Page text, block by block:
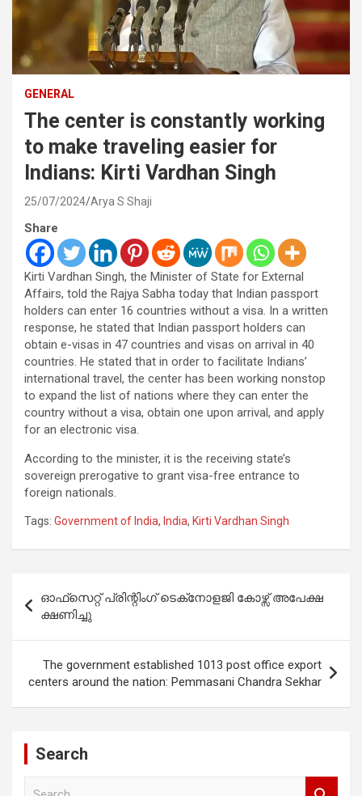
GENERAL
The center is constantly working
to make traveling easier for
Indians: Kirti Vardhan Singh
25/07/2024 Arya S Shaji
Share
Kirti Vardhan Singh, the Minister of State for External
Affairs, told the Rajya Sabha today that Indian passport
holders can enter 16 countries without a visa. In a written
response, he stated that Indian passport holders can
obtain e-visas in 47 countries and visas on arrival in 40
countries. He stated that in order to facilitate Indians’
international travel, the center has been working nonstop
to expand the list of nations where they can enter the
country without a visa, obtain one upon arrival, and apply
for an electronic visa.
According to the minister, it is the receiving state’s
sovereign prerogative to grant visa-free entrance to
foreign nationals.
Tags: Government of India, India, Kirti Vardhan Singh
navigation
ഓഫ്‌സെറ്റ് പ്രിന്റിംഗ് ടെക്‌നോളജി കോഴ്സ് അപേക്ഷ
ക്ഷണിച്ചു
The government established 1013 post office export
centers around the nation: Pemmasani Chandra Sekhar
Search